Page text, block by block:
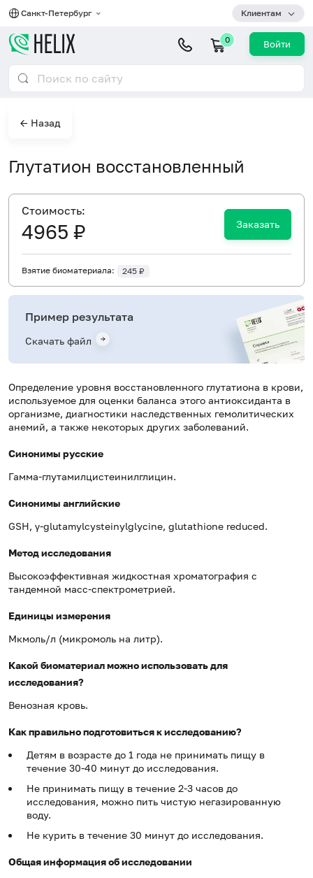
Санкт-Петербург Клиентам
0 Войти
← Назад
Глутатион восстановленный
Определение уровня восстановленного глутатиона в крови,
используемое для оценки баланса этого антиоксиданта в
организме, диагностики наследственных гемолитических
анемий, а также некоторых других заболеваний.
Синонимы русские
Гамма-глутамилцистеинилглицин.
Синонимы английские
GSH, γ-glutamylcysteinylglycine, glutathione reduced.
Метод исследования
Высокоэффективная жидкостная хроматография с
тандемной масс-спектрометрией.
Единицы измерения
Мкмоль/л (микромоль на литр).
Какой биоматериал можно использовать для
исследования?
Венозная кровь.
Как правильно подготовиться к исследованию?
Детям в возрасте до 1 года не принимать пищу в
течение 30-40 минут до исследования.
Не принимать пищу в течение 2-3 часов до
исследования, можно пить чистую негазированную
воду.
Не курить в течение 30 минут до исследования.
Общая информация об исследовании
Cтоимость:
4965 ₽ Заказать
Взятие биоматериала: 245 ₽
Пример результата
Скачать файл